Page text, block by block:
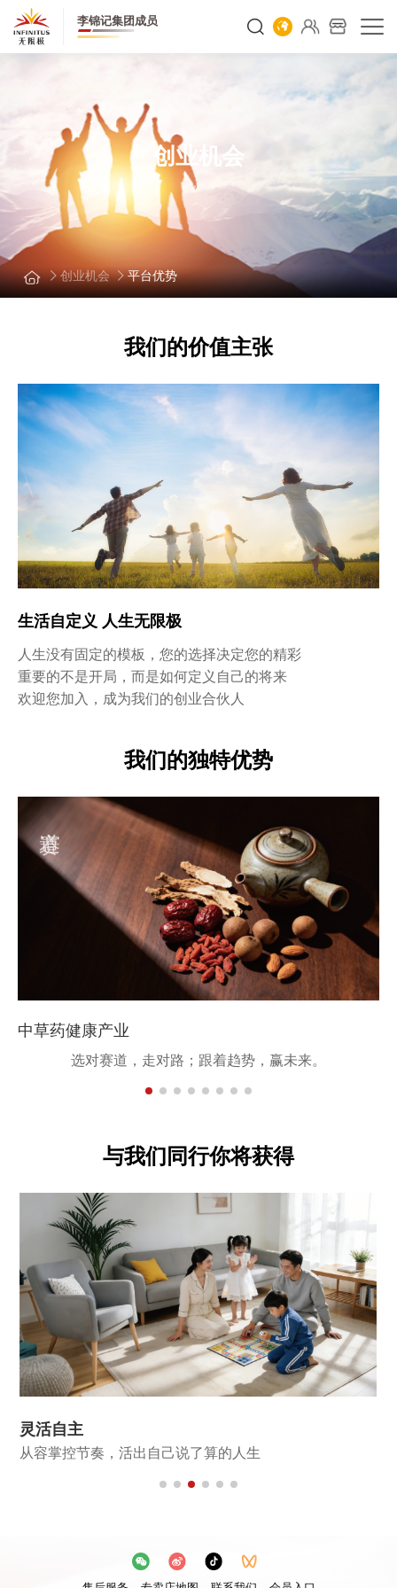
李锦记集团成员
创业机会
创业机会 平台优势
我们的价值主张
生活自定义 人生无限极
人生没有固定的模板，您的选择决定您的精彩
重要的不是开局，而是如何定义自己的将来
欢迎您加入，成为我们的创业合伙人
我们的独特优势
中草药健康产业
选对赛道，走对路；跟着趋势，赢未来。
与我们同行你将获得
灵活自主
从容掌控节奏，活出自己说了算的人生